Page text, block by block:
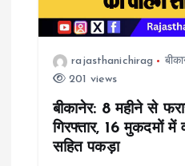
t
rajasthanichirag
201 views
बीकानेर: 8 महीने से
गिरफ्तार, 16 मुकदमों में
सहित पकड़ा